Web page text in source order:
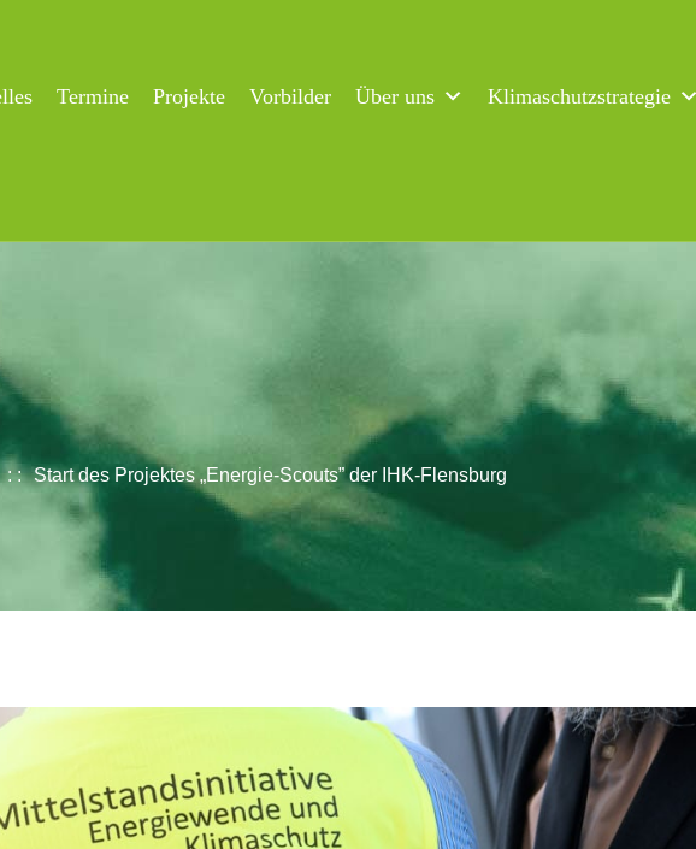
Termine Projekte Vorbilder Über uns Klimaschutzstrategie
Start des Projektes „Energie-Scouts” der IHK-Flensburg